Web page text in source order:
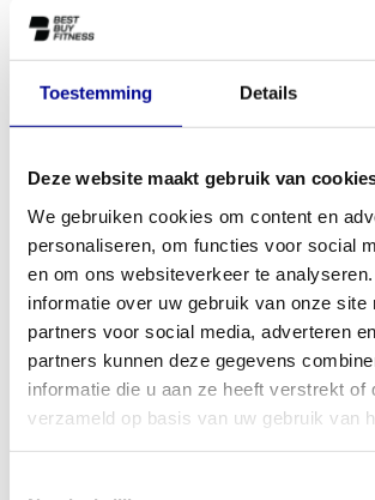
Toestemming Details
Deze website maakt gebruik van
We gebruiken cookies om content en
personaliseren, om functies voor social
en om ons websiteverkeer te
informatie over uw gebruik van onze site
partners voor social media, adverteren
partners kunnen deze gegevens
informatie die u aan ze heeft verstrekt of
verzameld op basis van uw gebruik van
Fitness
Een loopbaan huren doe je eenvoudig bij Best
het contactformulier in met een omschrijving
nemen contact met je op om de mogelijkheden
loopbanden kun je bij ons ook eencrosstrainer
professionele cardio-apparatuur voor jouw
Stuur een e-mail
Bel direct
Neem contact op
Wil je weten wat de mogelijkheden